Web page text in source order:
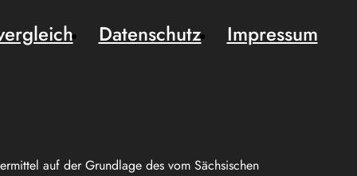
auf der Grundlage des vom Sächsischen
Datenschutz
Impressum